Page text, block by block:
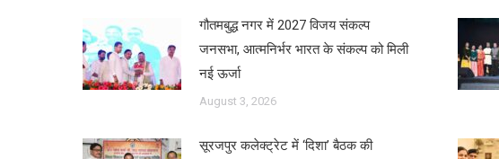
गौतमबुद्ध नगर में 2027 विजय संकल्प
जनसभा, आत्मनिर्भर भारत के संकल्प को मिली
नई ऊर्जा
August 3, 2026
सूरजपुर कलेक्ट्रेट में ‘दिशा’ बैठक की